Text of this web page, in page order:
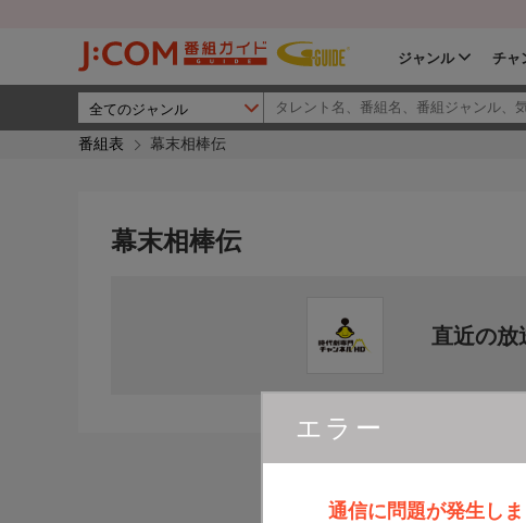
ジャンル チャ
番組表 幕末相棒伝
エラー
通信に問題が発生し
幕末相棒伝
直近の放